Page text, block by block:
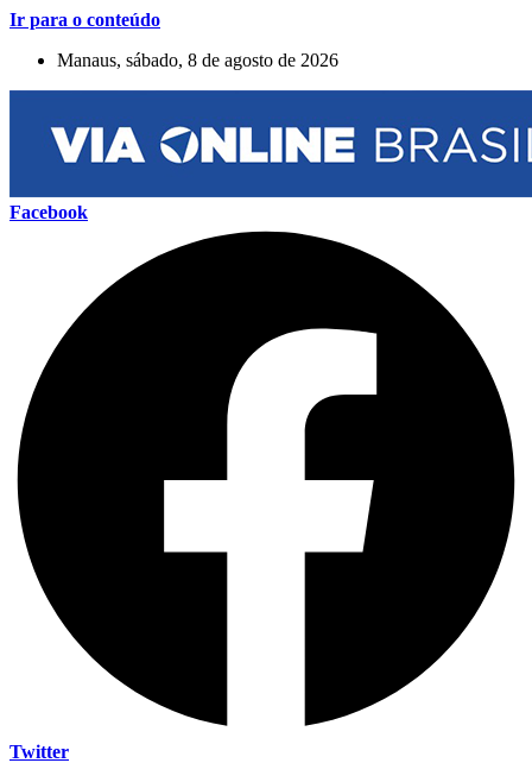
Ir para o conteúdo
Manaus, sábado, 8 de agosto de 2026
Facebook
Twitter